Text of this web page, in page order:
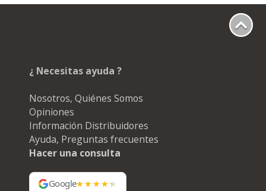
¿ Necesitas ayuda ?
Nosotros, Quiénes Somos
Opiniones
Información Distribuidores
Ayuda, Preguntas frecuentes
Hacer una consulta
Google